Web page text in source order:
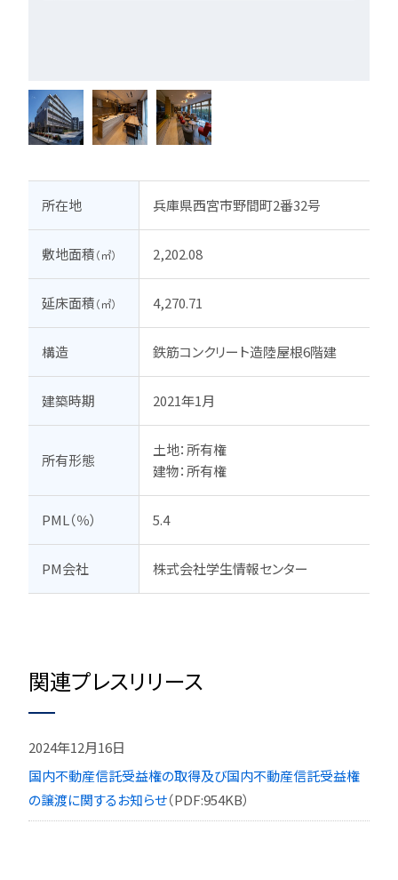
所在地 兵庫県西宮市野間町2番32号
敷地面積（㎡） 2,202.08
延床面積（㎡） 4,270.71
構造 鉄筋コンクリート造陸屋根6階建
建築時期 2021年1月
所有形態
土地：所有権
建物：所有権
PML（％） 5.4
PM会社 株式会社学生情報センター
関連プレスリリース
2024年12月16日
国内不動産信託受益権の取得及び国内不動産信託受益権
の譲渡に関するお知らせ（PDF:954KB）